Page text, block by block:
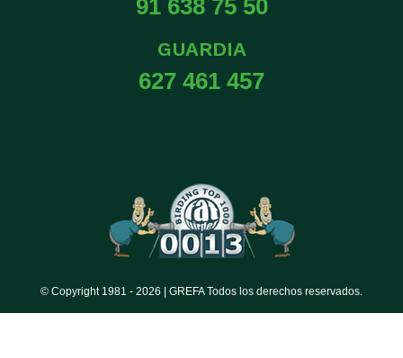
91 638 75 50
GUARDIA
627 461 457
© Copyright 1981 - 2026 | GREFA Todos los derechos reservados.